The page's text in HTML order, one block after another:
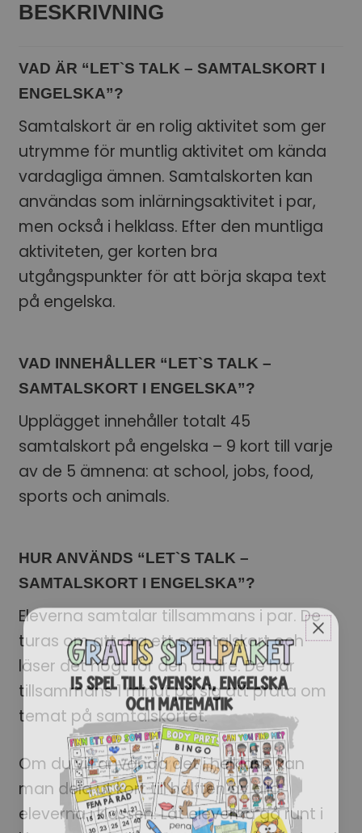
BESKRIVNING
VAD ÄR “LET`S TALK – SAMTALSKORT I
ENGELSKA”?
Samtalskort är en rolig aktivitet som ger
utrymme för muntlig aktivitet om kända
vardagliga ämnen. Samtalskorten kan
användas som inlärningsaktivitet i par,
men också i helklass. Efter den muntliga
aktiviteten, ger korten bra
utgångspunkter för att börja skapa text
på engelska.
VAD INNEHÅLLER “LET`S TALK –
SAMTALSKORT I ENGELSKA”?
Upplägget innehåller totalt 45
samtalskort på engelska – 9 kort till varje
av de 5 ämnena: at school, jobs, food,
sports och animals.
HUR ANVÄNDS “LET`S TALK –
SAMTALSKORT I ENGELSKA”?
Eleverna samtalar tillsammans i par. De
turas om att dra ett samtalskort och
läser det högt för den andre. De har
tillsammans 1 minut på sig att prata om
temat på samtalskortet.
Om du vill använda det i helklass, kan
man dela ut kort till hälften av alla
eleverna i klassen. Låt eleverna gå runt i